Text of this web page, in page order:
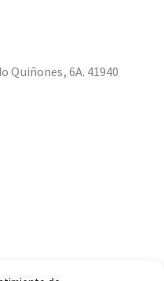
Quiñones, 6A. 41940